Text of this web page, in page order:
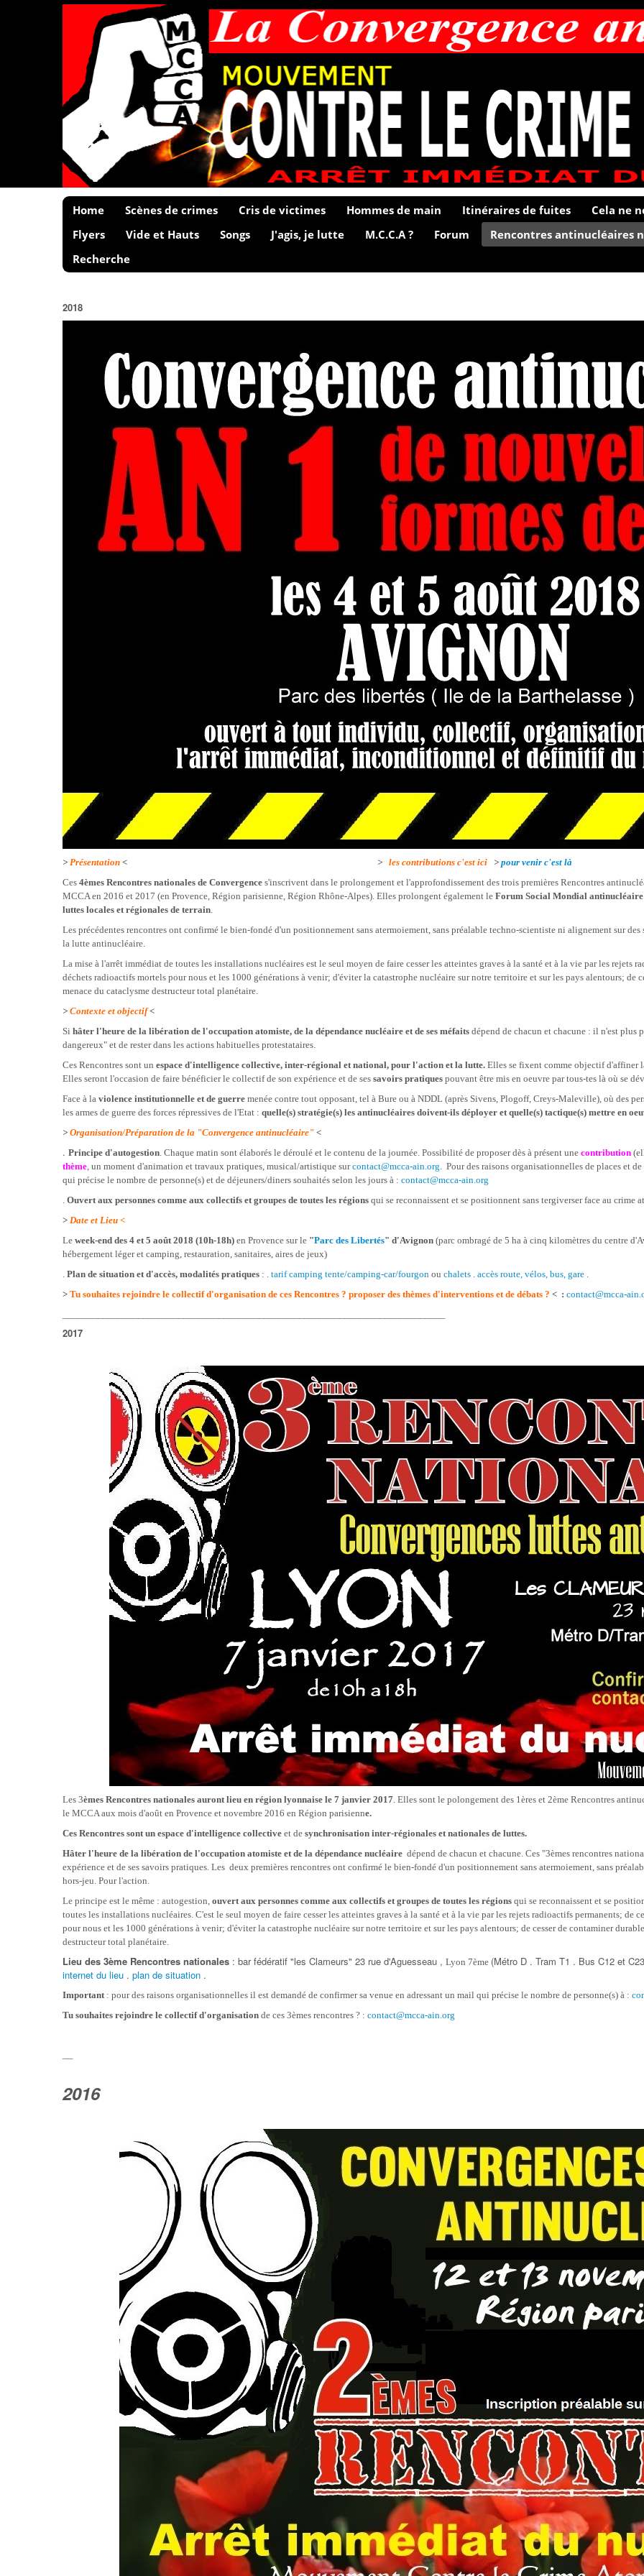
Home Scènes de crimes Cris de victimes Hommes de main Itinéraires de fuites
Cela ne
Flyers
Vide et Hauts Songs J'agis, je lutte M.C.C.A ? Forum
Rencontres antinucléaires
Recherche
2018
> Présentation < > les contributions c'est ici > pour venir c'est là
Ces 4èmes Rencontres nationales de Convergence s'inscrivent dans le prolongement et l'approfondissement des trois premières Rencontres
MCCA en 2016 et 2017 (en Provence, Région parisienne, Région Rhône-Alpes). Elles prolongent également le Forum Social Mondial antinucléaire
luttes locales et régionales de terrain
Les précédentes rencontres ont confirmé le bien-fondé d'un positionnement sans atermoiement, sans préalable techno-scientiste ni alignement sur
la lutte antinucléaire.
La mise à l'arrêt immédiat de toutes les installations nucléaires est le seul moyen de faire cesser les atteintes graves à la santé et à la vie par les rejets
déchets radioactifs mortels pour nous et les 1000 générations à venir; d'éviter la catastrophe nucléaire sur notre territoire et sur les pays alentours; de
menace du cataclysme destructeur total planétaire.
> Contexte et objectif<
Si hâter l'heure de la libération de l'occupation atomiste, de la dépendance nucléaire et de ses méfaits dépend de chacun et chacune : il n'est plus
dangereux" et de rester dans les actions habituelles protestataires.
Ces Rencontres sont un espace d'intelligence collective, inter-régional et national, pour l'action et la lutte. Elles se fixent comme objectif d'affiner
Elles seront l'occasion de faire bénéficier le collectif de son expérience et de ses savoirs pratiques pouvant être mis en oeuvre par tous-tes là où se
Face à la violence institutionnelle et de guerre menée contre tout opposant, tel à Bure ou à NDDL (après Sivens, Plogoff, Creys-Maleville), où des
les armes de guerre des forces répressives de l'Etat : quelle(s) stratégie(s) les antinucléaires doivent-ils déployer et quelle(s) tactique(s) mettre en
> Organisation/Préparation de la "Convergence antinucléaire" <
. Principe d'autogestion . Chaque matin sont élaborés le déroulé et le contenu de la journée. Possibilité de proposer dès à présent une contribution
thème , un moment d'animation et travaux pratiques, musical/artistique surcontact@mcca-ain.org
Pour des raisons organisationnelles de places et
qui précise le nombre de personne(s) et de déjeuners/diners souhaités selon les jours à : contact@mcca-ain.org
Ouvert aux personnes comme aux collectifs et groupes de toutes les régions qui se reconnaissent et se positionnent sans tergiverser face au crime
> Date et Lieu <
Le week-end des 4 et 5 août 2018 (10h-18h) en Provence sur le "Parc des Libertés" d'Avignon (parc ombragé de 5 ha à cinq kilomètres du centre
hébergement léger et camping, restauration, sanitaires, aires de jeux)
Plan de situation et d'accès, modalités pratiques : . tarif camping tente/camping-car/fourgon ou chalets accès route, vélos, bus, gare
> Tu souhaites rejoindre le collectif d'organisation de ces Rencontres ? proposer des thèmes d'interventions et de débats ? < : contact@mcca-
2017
Les 3èmes Rencontres nationales auront lieu en région lyonnaise le 7 janvier 2017 . Elles sont le polongement des 1ères et 2ème Rencontres
le MCCA aux mois d'août en Provence et novembre 2016 en Région parisienne.
Ces Rencontres sont un espace d'intelligence collective et de synchronisation inter-régionales et nationales de luttes.
Hâter l'heure de la libération de l'occupation atomiste et de la dépendance nucléaire dépend de chacun et chacune. Ces "3èmes rencontres
expérience et de ses savoirs pratiques. Les deux premières rencontres ont confirmé le bien-fondé d'un positionnement sans atermoiement, sans
hors-jeu. Pour l'action.
Le principe est le même : autogestion, ouvert aux personnes comme aux collectifs et groupes de toutes les régions qui se reconnaissent et se
toutes les installations nucléaires. C'est le seul moyen de faire cesser les atteintes graves à la santé et à la vie par les rejets radioactifs permanents; de
pour nous et les 1000 générations à venir; d'éviter la catastrophe nucléaire sur notre territoire et sur les pays alentours; de cesser de contaminer
destructeur total planétaire.
Lieu des 3ème Rencontres nationales : bar fédératif "les Clameurs" 23 rue d'Aguesseau , Lyon 7ème (Métro D . Tram T1 . Bus C12 et
internet du lieu . plan de situation .
Important : pour des raisons organisationnelles il est demandé de confirmer sa venue en adressant un mail qui précise le nombre de personne(s) à :
Tu souhaites rejoindre le collectif d'organisation de ces 3èmes rencontres ? : contact@mcca-ain.org
2016